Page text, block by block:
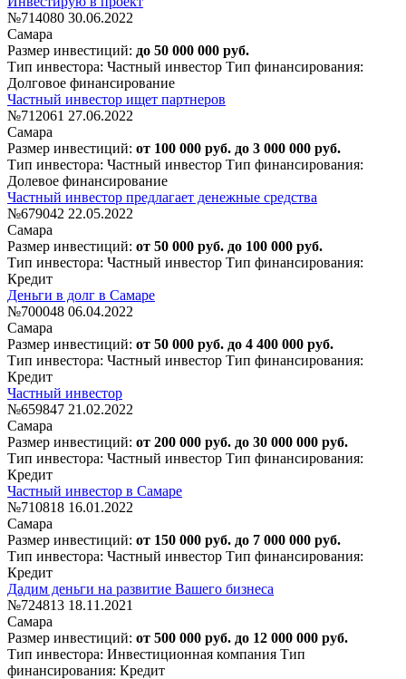
№714080 30.06.2022
Самара
Размер инвестиций: до 50 000 000 руб.
Тип инвестора: Частный инвестор Тип финансирования:
Долговое финансирование
Частный инвестор ищет партнеров
№712061 27.06.2022
Самара
Размер инвестиций: от 100 000 руб. до 3 000 000 руб.
Тип инвестора: Частный инвестор Тип финансирования:
Долевое финансирование
Частный инвестор предлагает денежные средства
№679042 22.05.2022
Самара
Размер инвестиций: от 50 000 руб. до 100 000 руб.
Тип инвестора: Частный инвестор Тип финансирования:
Кредит
Деньги в долг в Самаре
№700048 06.04.2022
Самара
Размер инвестиций: от 50 000 руб. до 4 400 000 руб.
Тип инвестора: Частный инвестор Тип финансирования:
Кредит
Частный инвестор
№659847 21.02.2022
Самара
Размер инвестиций: от 200 000 руб. до 30 000 000 руб.
Тип инвестора: Частный инвестор Тип финансирования:
Кредит
Частный инвестор в Самаре
№710818 16.01.2022
Самара
Размер инвестиций: от 150 000 руб. до 7 000 000 руб.
Тип инвестора: Частный инвестор Тип финансирования:
Кредит
Дадим деньги на развитие Вашего бизнеса
№724813 18.11.2021
Самара
Размер инвестиций: от 500 000 руб. до 12 000 000 руб.
Тип инвестора: Инвестиционная компания Тип
финансирования: Кредит